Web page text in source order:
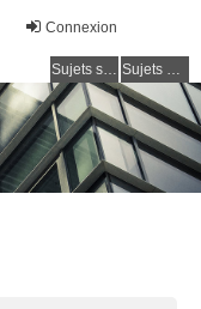
Connexion
Sujets sans réponse Sujets actifs